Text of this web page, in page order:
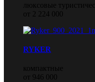
люксовые
от 2 224 000
RYKER
компактные
от 946 000